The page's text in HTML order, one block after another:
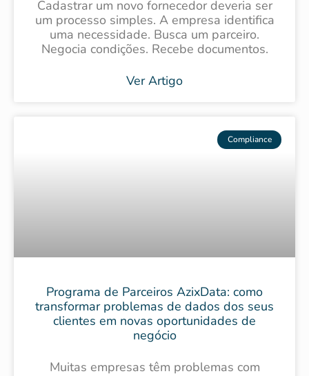
Cadastrar um novo fornecedor deveria ser
um processo simples. A empresa identifica
uma necessidade. Busca um parceiro.
Negocia condições. Recebe documentos.
Ver Artigo
Compliance
Programa de Parceiros AzixData: como
transformar problemas de dados dos seus
clientes em novas oportunidades de
negócio
Muitas empresas têm problemas com